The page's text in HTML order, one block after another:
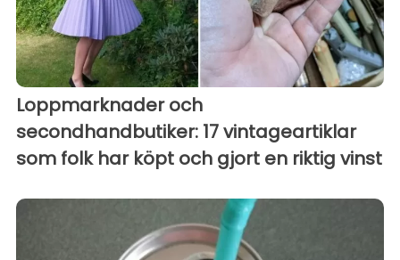
Loppmarknader och
secondhandbutiker: 17 vintageartiklar
som folk har köpt och gjort en riktig vinst